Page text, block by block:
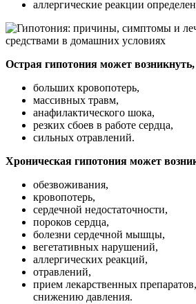
аллергические реакции
Острая гипотония может возникнуть,
больших кровопотерь,
массивных травм,
анафилактического шока,
резких сбоев в работе сердца,
сильных отравлений.
Хроническая гипотония может
обезвоживания,
кровопотерь,
сердечной недостаточности,
пороков сердца,
болезни сердечной мышцы,
вегетативных нарушений,
аллергических реакций,
отравлений,
прием лекарственных
снижению давления.